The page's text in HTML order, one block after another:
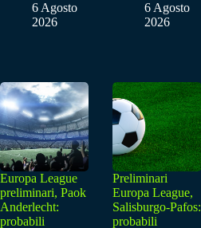
6 Agosto
2026
6 Agosto
2026
Europa League
preliminari, Paok
Anderlecht:
probabili
Preliminari
Europa League,
Salisburgo-Pafos:
probabili